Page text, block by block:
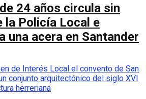
24 años circula sin
la Policía Local e
una acera en Santander